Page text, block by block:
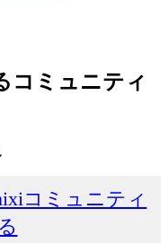
コミュニティ
コミュニティ